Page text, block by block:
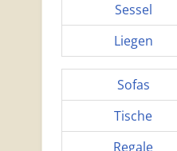
Sessel
Liegen
Sofas
Tische
Regale